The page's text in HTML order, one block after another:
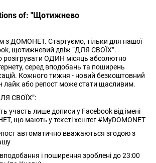
of: "Щотижнево
з ДОМОНЕТ. Стартуємо, тільки для нашої
щотижневий двіж “ДЛЯ СВОЇХ”.
розігрувати ОДИН місяць абсолютно
серед вподобань та поширень
Кожного тижня - новий безкоштовний
лайк або репост може стати щасливим.
СВОЇХ”:
участь лише дописи у Facebook від імені
що мають у тексті хештег #MyDOMONET
автоматично вважаються згодою з
і поширення зроблені до 23:00